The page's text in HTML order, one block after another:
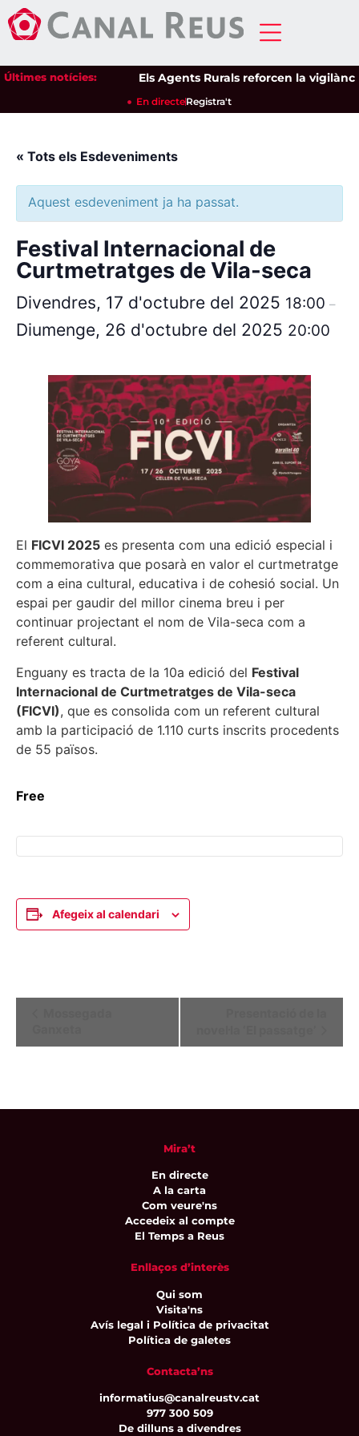
Últimes notícies: Els Agents Rurals reforcen la
En directeRegistra't
« Tots els Esdeveniments
Aquest esdeveniment ja ha passat.
Festival Internacional de
Curtmetratges de Vila-seca
Divendres, 17 d'octubre del 2025 18:00 –
Diumenge, 26 d'octubre del 2025 20:00
El FICVI 2025 es presenta com una edició especial i
commemorativa que posarà en valor el curtmetratge
com a eina cultural, educativa i de cohesió social. Un
espai per gaudir del millor cinema breu i per
continuar projectant el nom de Vila-seca com a
referent cultural.
Enguany es tracta de la 10a edició del Festival
Internacional de Curtmetratges de Vila-seca
(FICVI), que es consolida com un referent cultural
amb la participació de 1.110 curts inscrits procedents
de 55 països.
Free
Afegeix al calendari
Mira’t
En directe
A la carta
Com veure'ns
Accedeix al compte
El Temps a Reus
Enllaços d’interès
Qui som
Visita'ns
Avís legal i Política de privacitat
Política de galetes
Contacta’ns
informatius@canalreustv.cat
977 300 509
De dilluns a divendres